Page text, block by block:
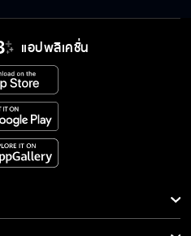
แอปพลิเคชั่น